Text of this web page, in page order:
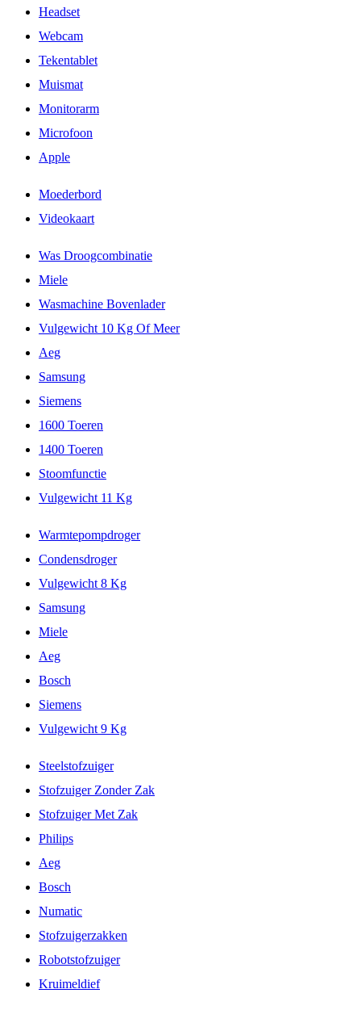
Headset
Webcam
Tekentablet
Muismat
Monitorarm
Microfoon
Apple
Moederbord
Videokaart
Was Droogcombinatie
Miele
Wasmachine Bovenlader
Vulgewicht 10 Kg Of Meer
Aeg
Samsung
Siemens
1600 Toeren
1400 Toeren
Stoomfunctie
Vulgewicht 11 Kg
Warmtepompdroger
Condensdroger
Vulgewicht 8 Kg
Samsung
Miele
Aeg
Bosch
Siemens
Vulgewicht 9 Kg
Steelstofzuiger
Stofzuiger Zonder Zak
Stofzuiger Met Zak
Philips
Aeg
Bosch
Numatic
Stofzuigerzakken
Robotstofzuiger
Kruimeldief